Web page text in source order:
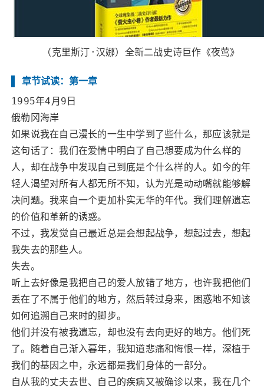
（克里斯汀·汉娜）全新二战史诗巨作《夜莺》
章节试读：第一章
1995年4月9日
俄勒冈海岸
如果说我在自己漫长的一生中学到了些什么，那应该就是
这句话了：我们在爱情中明白了自己想要成为什么样的
人，却在战争中发现自己到底是个什么样的人。如今的年
轻人渴望对所有人都无所不知，认为光是动动嘴就能够解
决问题。我来自一个更加朴实无华的年代。我们理解遗忘
的价值和革新的诱惑。
不过，我发觉自己最近总是会想起战争，想起过去，想起
我失去的那些人。
失去。
听上去好像是我把自己的爱人放错了地方，也许我把他们
丢在了不属于他们的地方，然后转过身来，困惑地不知该
如何追溯自己来时的脚步。
他们并没有被我遗忘，却也没有去向更好的地方。他们死
了。随着自己渐入暮年，我知道悲痛和悔恨一样，深植于
我们的基因之中，永远都是我们身体的一部分。
自从我的丈夫去世、自己的疾病又被确诊以来，我在几个